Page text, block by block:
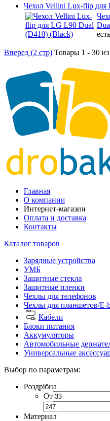
Чехол Vellini Lux-flip
Вперед (2 стр) Товары 1 - 30 из
Главная
О компании
Интернет-магазин
Оплата и доставка
Контакты
Каталог товаров
Зарядные устройства
УМБ
Защитные стекла
Защитные пленки
Чехлы для телефонов
Чехлы для планшетов/E-
Кабели
Блоки питания
Аккумуляторы
Автомобильные
Универсальные
Выбор по параметрам:
Роздрібна
От
Материал